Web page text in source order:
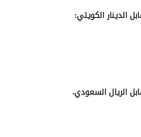
الدينار الكويتي:
الريال السعودي.